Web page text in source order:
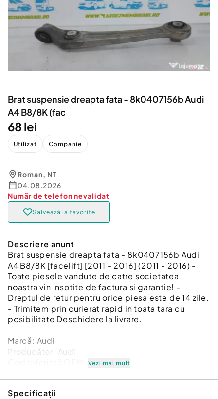
Servicii
Animale de companie
Afaceri și echipamente profesionale
Inchiriere Bunuri si Vehicule
Utilaje agricole si industriale
Piese auto si accesorii
Dacia Duster
Brat suspensie dreapta fata - 8k0407156b Audi
A4 B8/8K (fac
68 lei
Utilizat Companie
Roman, NT
04.08.2026
Număr de telefon nevalidat
Salvează la favorite
Descriere anunt
Brat suspensie dreapta fata - 8k0407156b Audi
A4 B8/8K [facelift] [2011 - 2016] (2011 - 2016) -
Toate piesele vandute de catre societatea
noastra vin insotite de factura si garantie! -
Dreptul de retur pentru orice piesa este de 14 zile.
- Trimitem prin curierat rapid in toata tara cu
posibilitate Deschidere la livrare.
Marcă: Audi
Producător: Audi
Cod referinţă OEM: 48938231
Vezi mai mult
Specificații